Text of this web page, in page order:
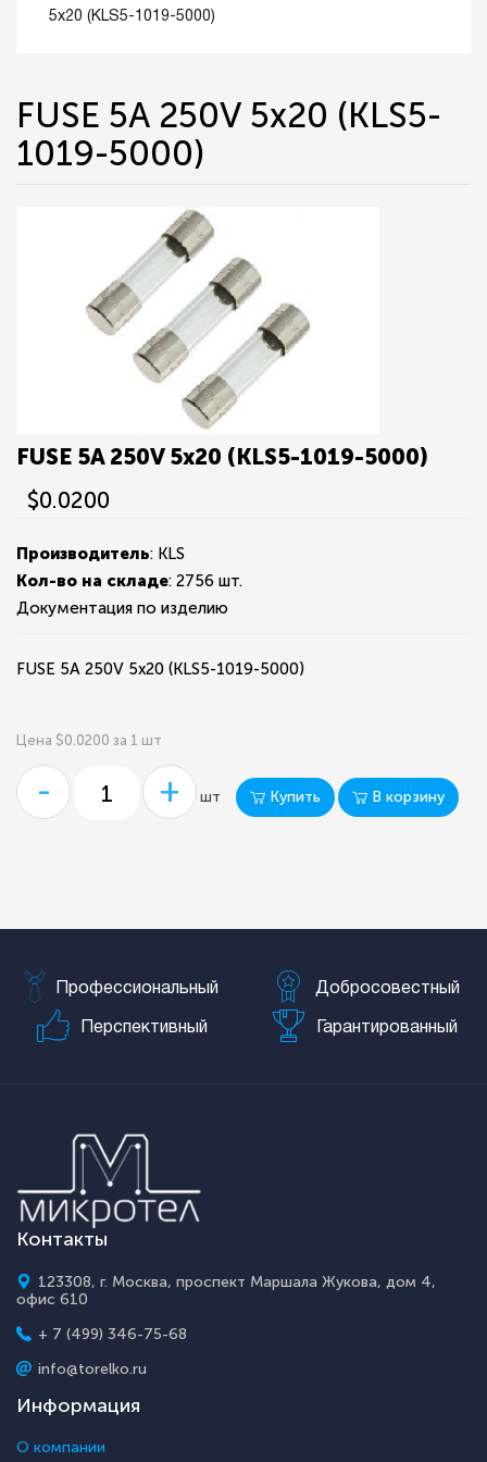
5x20 (KLS5-1019-5000)
FUSE 5A 250V 5x20 (KLS5-
1019-5000)
FUSE 5A 250V 5x20 (KLS5-1019-5000)
$0.0200
Производитель: KLS
Кол-во на складе: 2756 шт.
Документация по изделию
FUSE 5A 250V 5x20 (KLS5-1019-5000)
Цена $0.0200 за 1 шт
- + шт Купить В корзину
Профессиональный Добросовестный
Перспективный Гарантированный
Контакты
123308, г. Москва, проспект Маршала Жукова, дом 4,
офис 610
+ 7 (499) 346-75-68
info@torelko.ru
Информация
О компании